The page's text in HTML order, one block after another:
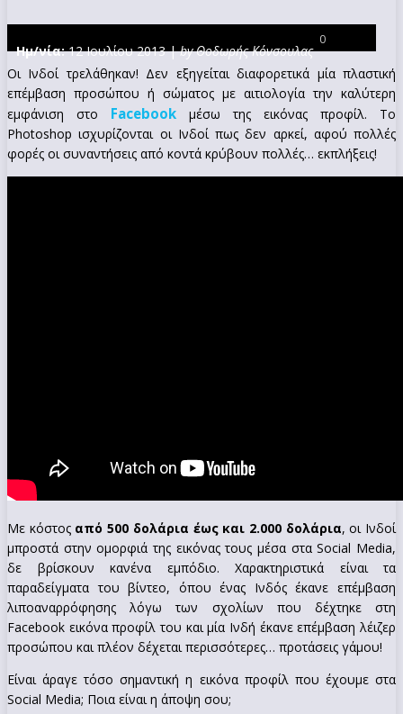
Ημ/νία:12 Ιουλίου 2013 |by Θοδωρής Κόνσουλας
0
Οι Ινδοί τρελάθηκαν! Δεν εξηγείται διαφορετικά μία πλαστική
επέμβαση προσώπου ή σώματος με αιτιολογία την καλύτερη
εμφάνιση στο Facebook μέσω της εικόνας προφίλ. Το
Photoshop ισχυρίζονται οι Ινδοί πως δεν αρκεί, αφού πολλές
φορές οι συναντήσεις από κοντά κρύβουν πολλές… εκπλήξεις!
Με κόστος από 500 δολάρια έως και 2.000 δολάρια, οι Ινδοί
μπροστά στην ομορφιά της εικόνας τους μέσα στα Social Media,
δε βρίσκουν κανένα εμπόδιο. Χαρακτηριστικά είναι τα
παραδείγματα του βίντεο, όπου ένας Ινδός έκανε επέμβαση
λιποαναρρόφησης λόγω των σχολίων που δέχτηκε στη
Facebook εικόνα προφίλ του και μία Ινδή έκανε επέμβαση λέιζερ
προσώπου και πλέον δέχεται περισσότερες… προτάσεις γάμου!
Είναι άραγε τόσο σημαντική η εικόνα προφίλ που έχουμε στα
Social Media; Ποια είναι η άποψη σου;